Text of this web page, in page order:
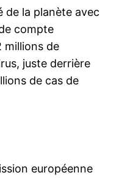
de la planète avec
compte
millions de
juste derrière
de cas de
européenne